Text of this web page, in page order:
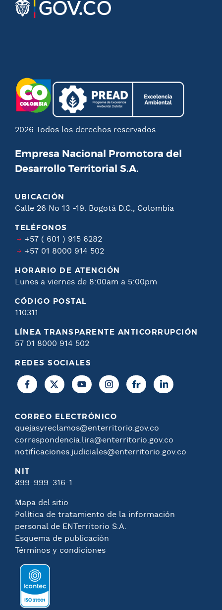
2026 Todos los derechos reservados
Empresa Nacional Promotora del
Desarrollo Territorial S.A.
UBICACIÓN
Calle 26 No 13 -19. Bogotá D.C., Colombia
TELÉFONOS
+57 ( 601 ) 915 6282
+57 01 8000 914 502
HORARIO DE ATENCIÓN
Lunes a viernes de 8:00am a 5:00pm
CÓDIGO POSTAL
110311
LÍNEA TRANSPARENTE ANTICORRUPCIÓN
57 01 8000 914 502
REDES SOCIALES
CORREO ELECTRÓNICO
quejasyreclamos@enterritorio.gov.co
correspondencia.lira@enterritorio.gov.co
notificaciones.judiciales@enterritorio.gov.co
NIT
899-999-316-1
Mapa del sitio
Política de tratamiento de la información
personal de ENTerritorio S.A.
Esquema de publicación
Términos y condiciones